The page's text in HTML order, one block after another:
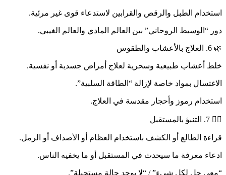
استخدام الطبل والرقص والقرابين لاستدعاء قوى غير مرئية.
دور “الوسيط الروحاني” بين العالم المادي والعالم الغيبي.
🌿 6. العلاج بالأعشاب والطقوس
خلط أعشاب طبيعية وسحرية لعلاج أمراض جسدية أو نفسية.
الاغتسال بمواد خاصة لإزالة “الطاقة السلبية”.
استخدام رموز وأحجار مقدسة في العلاج.
🧙‍♂️ 7. التنبؤ بالمستقبل
قراءة الطالع أو الكشف باستخدام العظام أو الأصداف أو الرمل.
ادعاء معرفة ما سيحدث في المستقبل أو ما يخفيه الناس.
“معي حل لكل شيء” / “لا يوجد حالة مستحيلة”.